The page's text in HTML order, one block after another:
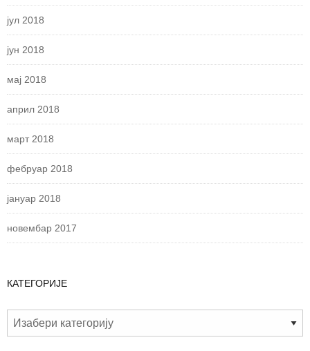
јул 2018
јун 2018
мај 2018
април 2018
март 2018
фебруар 2018
јануар 2018
новембар 2017
КАТЕГОРИЈЕ